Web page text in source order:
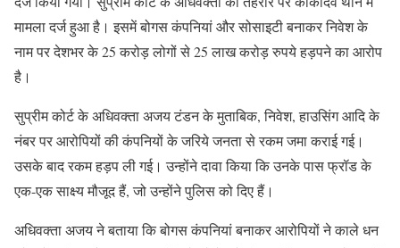
मामला दर्ज हुआ है। इसमें बोगस कंपनियां और सोसाइटी बनाकर निवेश के
नाम पर देशभर के 25 करोड़ लोगों से 25 लाख करोड़ रुपये हड़पने का आरोप
है।
सुप्रीम कोर्ट के अधिवक्ता अजय टंडन के मुताबिक, निवेश, हाउसिंग आदि के
नंबर पर आरोपियों की कंपनियों के जरिये जनता से रकम जमा कराई गई।
उसके बाद रकम हड़प ली गई। उन्होंने दावा किया कि उनके पास फ्रॉड के
एक-एक साक्ष्य मौजूद हैं, जो उन्होंने पुलिस को दिए हैं।
अधिवक्ता अजय ने बताया कि बोगस कंपनियां बनाकर आरोपियों ने काले धन